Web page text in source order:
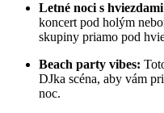
Letné noci s
koncert pod holým
skupiny priamo pod
Beach party vibes:
DJka scéna, aby vám
noc.